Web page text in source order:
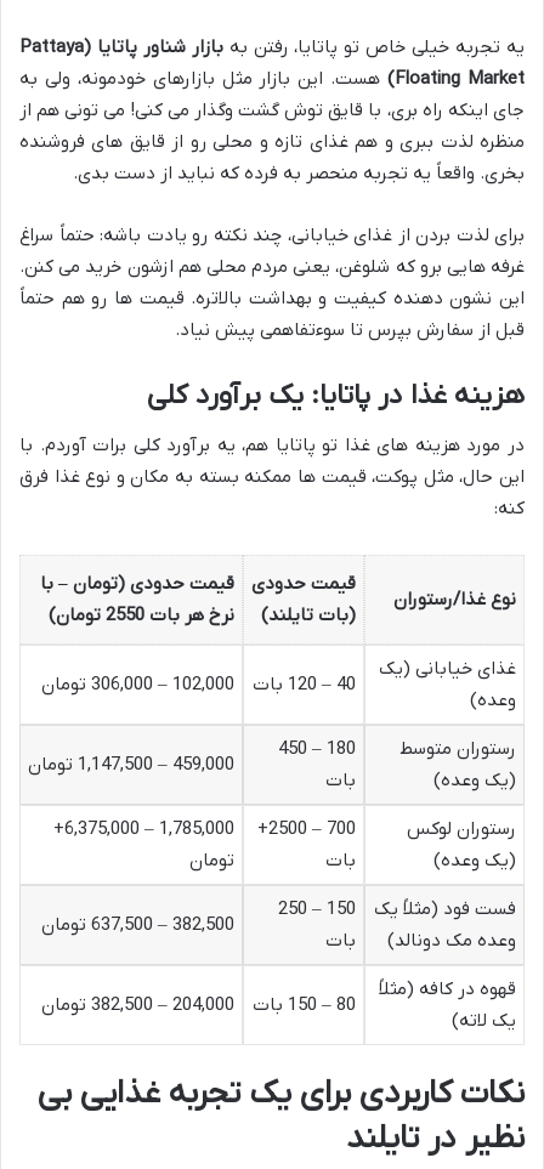
یه تجربه خیلی خاص تو پاتایا، رفتن به
بازار شناور پاتایا (Pattaya
Floating Market) هست. این بازار مثل بازارهای خودمونه، ولی به
جای اینکه راه بری، با قایق توش گشت وگذار می کنی! می تونی هم از
منظره لذت ببری و هم غذای تازه و محلی رو از قایق های فروشنده
بخری. واقعاً یه تجربه منحصر به فرده که نباید از دست بدی.
برای لذت بردن از غذای خیابانی، چند نکته رو یادت باشه: حتماً سراغ
غرفه هایی برو که شلوغن، یعنی مردم محلی هم ازشون خرید می کنن.
این نشون دهنده کیفیت و بهداشت بالاتره. قیمت ها رو هم حتماً
قبل از سفارش بپرس تا سوءتفاهمی پیش نیاد.
هزینه غذا در پاتایا: یک برآورد کلی
در مورد هزینه های غذا تو پاتایا هم، یه برآورد کلی برات آوردم. با
این حال، مثل پوکت، قیمت ها ممکنه بسته به مکان و نوع غذا فرق
کنه:
نوع غذا/رستوران
قیمت حدودی
(بات تایلند)
قیمت حدودی (تومان – با
نرخ هر بات 2550 تومان)
غذای خیابانی (یک
وعده)
40 – 120 بات 102,000 – 306,000 تومان
رستوران متوسط
(یک وعده)
180 – 450
بات
459,000 – 1,147,500 تومان
رستوران لوکس
(یک وعده)
700 – 2500+
بات
1,785,000 – 6,375,000+
تومان
فست فود (مثلاً یک
وعده مک دونالد)
150 – 250
بات
382,500 – 637,500 تومان
قهوه در کافه (مثلاً
یک لاته)
80 – 150 بات 204,000 – 382,500 تومان
نکات کاربردی برای یک تجربه غذایی بی
نظیر در تایلند